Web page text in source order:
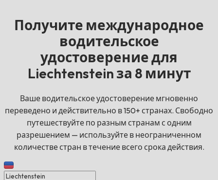
Получите международное
водительское
удостоверение для
Liechtenstein за 8 минут
Ваше водительское удостоверение мгновенно
переведено и действительно в 150+ странах. Свободно
путешествуйте по разным странам с одним
разрешением — используйте в неограниченном
количестве стран в течение всего срока действия.